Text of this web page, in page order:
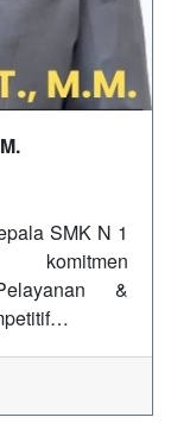
SMK N 1
&